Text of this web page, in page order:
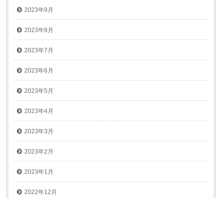
2023年9月
2023年8月
2023年7月
2023年6月
2023年5月
2023年4月
2023年3月
2023年2月
2023年1月
2022年12月